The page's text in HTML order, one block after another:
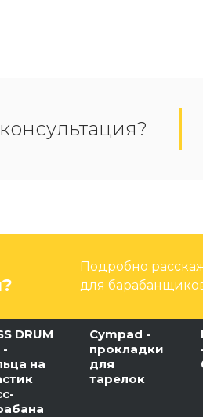
Подробно
для
DRUM
-
на
Cympad -
прокладки
для
тарелок